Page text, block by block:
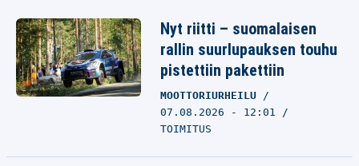
Nyt riitti – suomalaisen
rallin suurlupauksen touhu
pistettiin pakettiin
MOOTTORIURHEILU
07.08.2026 - 12:01
TOIMITUS